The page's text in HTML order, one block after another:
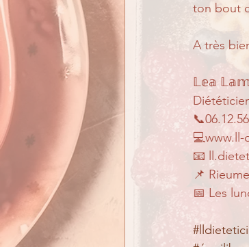
ton bout
A très
𝕃𝕖𝕒
📧
📌
📅 Les